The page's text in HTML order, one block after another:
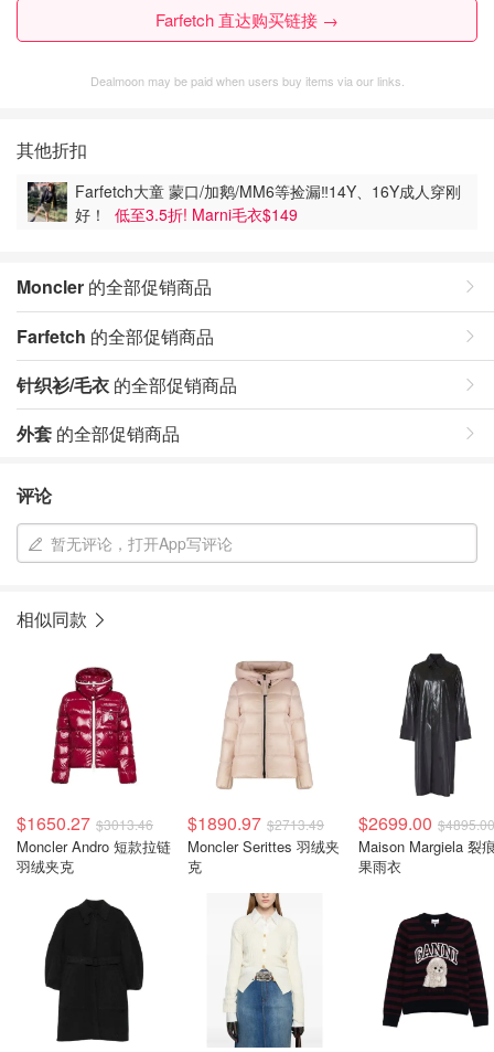
Farfetch 直达购买链接 →
Dealmoon may be paid when users buy items via our links.
其他折扣
Farfetch大童 蒙口/加鹅/MM6等捡漏‼️14Y、16Y成人穿刚
好！ 低至3.5折! Marni毛衣$149
Moncler 的全部促销商品
Farfetch 的全部促销商品
针织衫/毛衣 的全部促销商品
外套 的全部促销商品
评论
暂无评论，打开App写评论
相似同款
$1650.27 $3013.46
Moncler Andro 短款拉链
羽绒夹克
$1890.97 $2713.49
Moncler Serittes 羽绒夹
克
$2699.00 $4895.00
Maison Margiela 裂
果雨衣